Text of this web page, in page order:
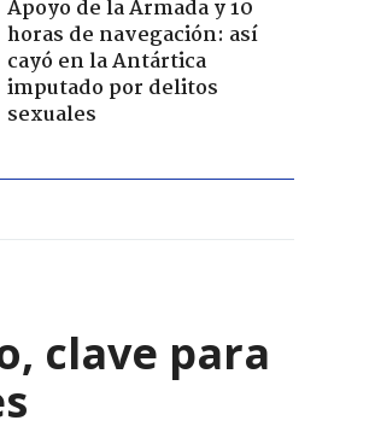
Apoyo de la Armada y 10
horas de navegación: así
cayó en la Antártica
imputado por delitos
sexuales
clave para